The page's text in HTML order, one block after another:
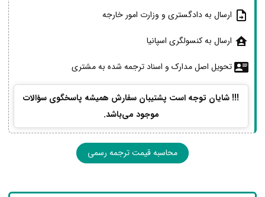
ارسال به دادگستری و وزارت امور خارجه
ارسال به کنسولگری اسپانیا
تحویل اصل مدارک و اسناد ترجمه شده به مشتری
!!! شایان توجه است پشتیبان سفارش همیشه پاسخگوی سؤالات
موجود می‌باشد.
محاسبه قیمت ترجمه رسمی